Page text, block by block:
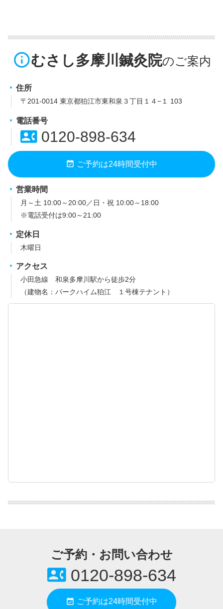
info_outlineむさし多摩川鍼灸院
住所
〒201-0014 東京都狛江市東和泉３丁目１４−１ 103
電話番号
contact_phone0120-898-634
event_available ご予約は24時間受付中
営業時間
月～土 10:00～20:00／日・祝 10:00～18:00
※電話受付は9:00～21:00
定休日
木曜日
アクセス
小田急線 和泉多摩川駅から徒歩2分
（建物名：パークハイム狛江 １号棟テナント）
ご予約・お問い合わせ
contact_phone0120-898-634
event_available ご予約は24時間受付中